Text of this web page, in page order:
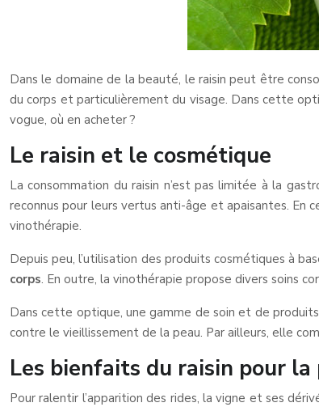
Dans le domaine de la beauté, le raisin peut être
du corps et particulièrement du visage. Dans cette
vogue, où en acheter ?
Le raisin et le cosmétique
La consommation du raisin n’est pas limitée à la
reconnus pour leurs vertus anti-âge et apaisantes. En
vinothérapie.
Depuis peu, l’utilisation des produits cosmétiques à
corps. En outre, la vinothérapie propose divers soins
Dans cette optique, une gamme de soin et de
contre le vieillissement de la peau. Par ailleurs, elle
Les bienfaits du raisin pour la
Pour ralentir l’apparition des rides, la vigne et ses